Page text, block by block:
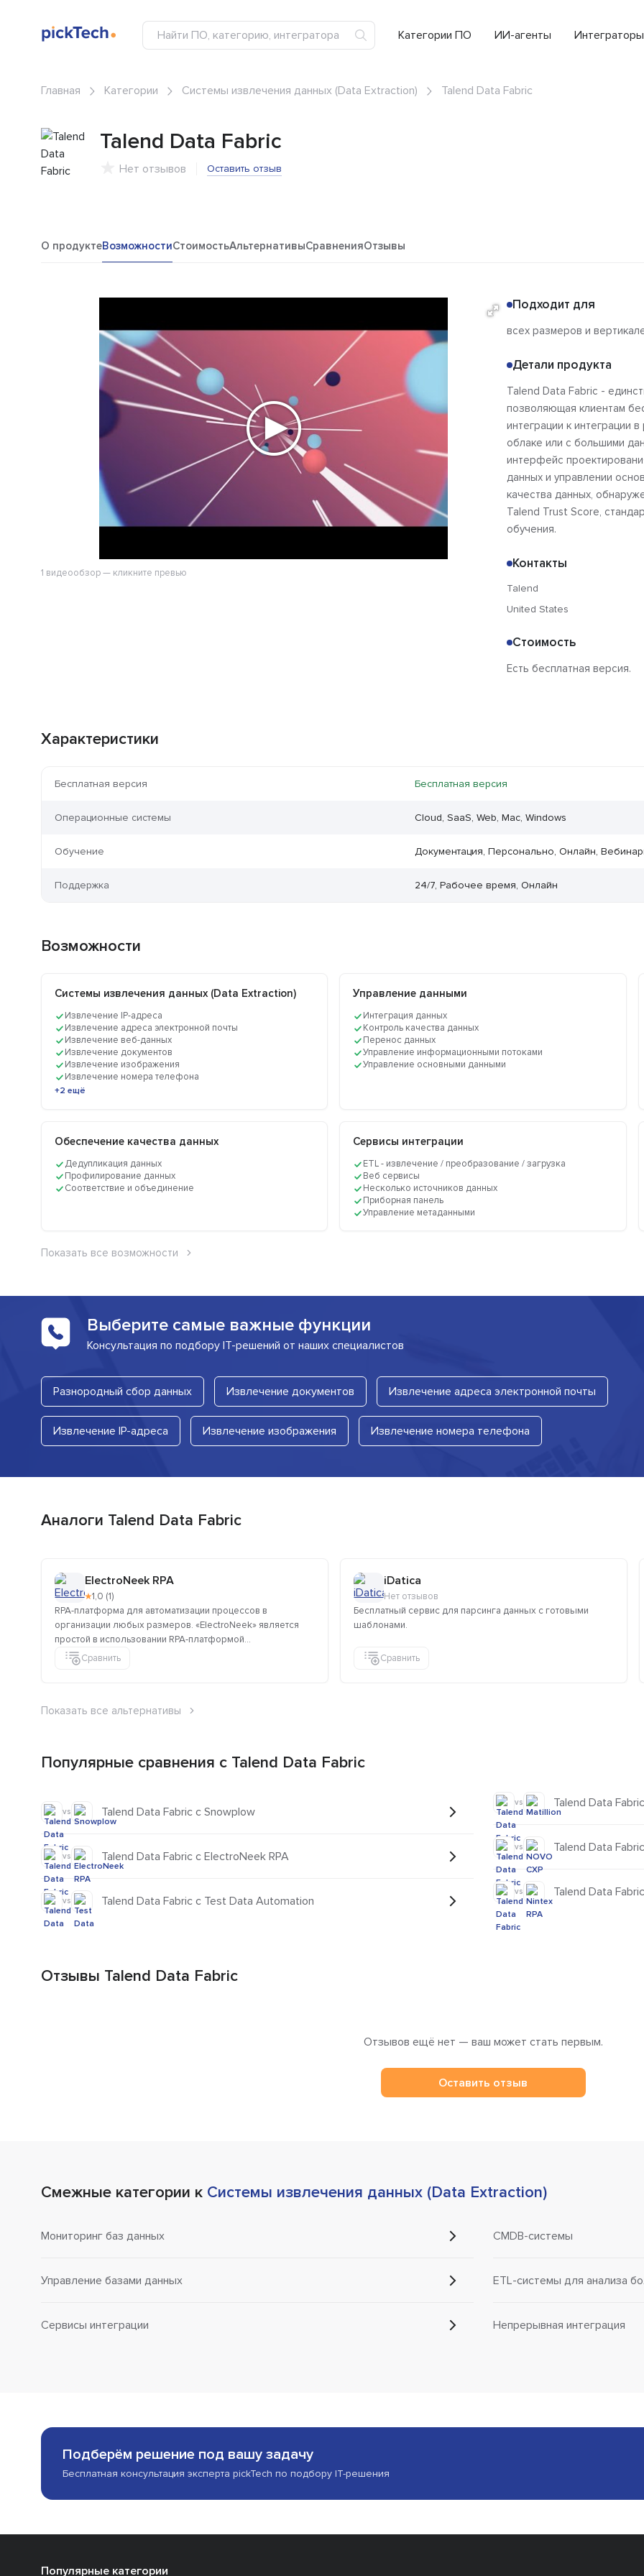
Категории ПО ИИ-агенты Интеграторы
Главная Категории Системы извлечения данных (Data Extraction) Talend Data Fabric
Talend Data Fabric
Нет отзывов Оставить отзыв
О продуктеВозможностиСтоимостьАльтернативыСравненияОтзывы
1 видеообзор — кликните превью
Подходит для
всех размеров и
Детали продукта
Talend Data Fabric -
позволяющая клиентам
интеграции к интеграции
облаке или с большими
интерфейс
данных и управлении
качества данных,
Talend Trust Score,
обучения.
Контакты
Talend
United States
Стоимость
Есть бесплатная версия.
Характеристики
Бесплатная версия Бесплатная версия
Операционные системы Cloud, SaaS, Web, Mac, Windows
Обучение Документация, Персонально, Онлайн,
Поддержка 24/7, Рабочее время, Онлайн
Возможности
Системы извлечения данных (Data Extraction)
Извлечение IP-адреса
Извлечение адреса электронной почты
Извлечение веб-данных
Извлечение документов
Извлечение изображения
Извлечение номера телефона
+2 ещё
Управление данными
Интеграция данных
Контроль качества данных
Перенос данных
Управление информационными потоками
Управление основными данными
Обеспечение качества данных
Дедупликация данных
Профилирование данных
Соответствие и объединение
Сервисы интеграции
ETL - извлечение / преобразование / загрузка
Веб сервисы
Несколько источников данных
Приборная панель
Управление метаданными
Показать все возможности
Выберите самые важные функции
Консультация по подбору IT-решений от наших специалистов
Разнородный сбор данных Извлечение документов Извлечение адреса электронной почты
Извлечение IP-адреса Извлечение изображения Извлечение номера телефона
Аналоги Talend Data Fabric
ElectroNeek RPA
★1,0 (1)
RPA-платформа для автоматизации процессов в
организации любых размеров. «ElectroNeek» является
простой в использовании RPA-платформой...
Сравнить
iDatica
Нет отзывов
Бесплатный сервис для парсинга данных с готовыми
шаблонами.
Сравнить
Показать все альтернативы
Популярные сравнения с Talend Data Fabric
vs Talend Data Fabric с Snowplow
vs Talend Data Fabric с ElectroNeek RPA
vs Talend Data Fabric с Test Data Automation
vs Talend Data
vs Talend Data
vs Talend Data
Отзывы Talend Data Fabric
Отзывов ещё нет — ваш может стать первым.
Оставить отзыв
Смежные категории к Системы извлечения данных (Data Extraction)
Мониторинг баз данных
Управление базами данных
Сервисы интеграции
CMDB-системы
ETL-системы для анализа
Непрерывная интеграция
Подберём решение под вашу задачу
Бесплатная консультация эксперта pickTech по подбору IT-решения
Популярные категории